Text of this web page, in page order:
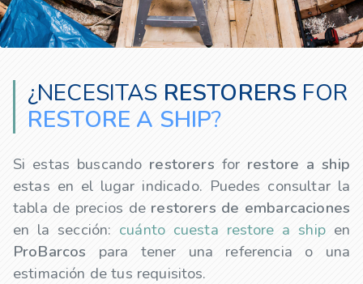
¿NECESITAS RESTORERS FOR
RESTORE A SHIP?
Si estas buscando restorers for restore a ship
estas en el lugar indicado. Puedes consultar la
tabla de precios de restorers de embarcaciones
en la sección: cuánto cuesta restore a ship en
ProBarcos para tener una referencia o una
estimación de tus requisitos.